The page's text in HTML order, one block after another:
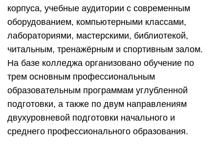
корпуса, учебные аудитории с современным
оборудованием, компьютерными классами,
лабораториями, мастерскими, библиотекой,
читальным, тренажёрным и спортивным залом.
На базе колледжа организовано обучение по
трем основным профессиональным
образовательным программам углубленной
подготовки, а также по двум направлениям
двухуровневой подготовки начального и
среднего профессионального образования.